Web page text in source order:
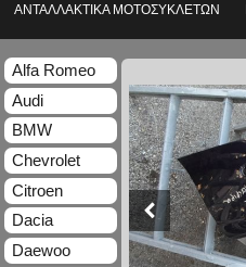
ΑΝΤΑΛΛΑΚΤΙΚΑ ΜΟΤΟΣΥΚΛΕΤΩΝ
Alfa Romeo
Audi
BMW
Chevrolet
Citroen
Dacia
Daewoo